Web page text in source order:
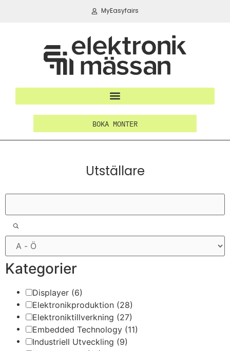
MyEasyfairs
BOKA MONTER
Utställare
Kategorier
Displayer (6)
Elektronikproduktion (28)
Elektroniktillverkning (27)
Embedded Technology (11)
Industriell Utveckling (9)